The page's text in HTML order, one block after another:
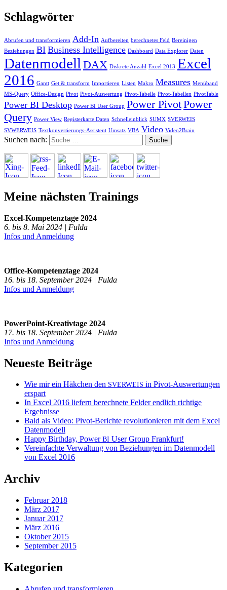
Schlagwörter
Abrufen und transformieren Add-In Aufbereiten berechnetes Feld Bereinigen
Beziehungen BI Business Intelligence Dashboard Data Explorer Daten
Datenmodell DAX Diskrete Anzahl Excel 2013 Excel
2016 Gantt Get & transform Importieren Listen Makro Measures Menüband
MS-Query Office-Design Pivot Pivot-Auswertung Pivot-Tabelle Pivot-Tabellen PivotTable
Power BI Desktop Power BI User Group Power PivotPower
Query Power View Registerkarte Daten Schnelleinblick SUMX SVERWEIS
SVWERWEIS Textkonvertierungs-Assistent Umsatz VBA Video Video2Brain
Suchen nach:
Meine nächsten Trainings
Excel-Kompetenztage 2024
6. bis 8. Mai 2024 | Fulda
Infos und Anmeldung
Office-Kompetenztage 2024
16. bis 18. September 2024 | Fulda
Infos und Anmeldung
PowerPoint-Kreativtage 2024
17. bis 18. September 2024 | Fulda
Infos und Anmeldung
Neueste Beiträge
Wie mir ein Häkchen den SVERWEIS in Pivot-Auswertungen
erspart
In Excel 2016 liefern berechnete Felder endlich richtige
Ergebnisse
Bald als Video: Pivot-Berichte revolutionieren mit dem Excel
Datenmodell
Happy Birthday, PowerBI User Group Frankfurt!
Vereinfachte Verwaltung von Beziehungen im Datenmodell
von Excel 2016
Archiv
Februar 2018
März 2017
Januar 2017
März 2016
Oktober 2015
September 2015
Kategorien